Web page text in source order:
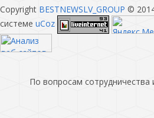
Copyright BESTNEWSLV_GROUP ©
системе uCoz
По вопросам